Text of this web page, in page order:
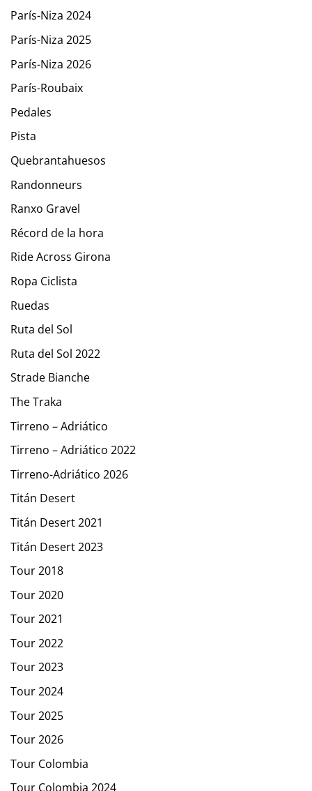
París-Niza 2024
París-Niza 2025
París-Niza 2026
París-Roubaix
Pedales
Pista
Quebrantahuesos
Randonneurs
Ranxo Gravel
Récord de la hora
Ride Across Girona
Ropa Ciclista
Ruedas
Ruta del Sol
Ruta del Sol 2022
Strade Bianche
The Traka
Tirreno – Adriático
Tirreno – Adriático 2022
Tirreno-Adriático 2026
Titán Desert
Titán Desert 2021
Titán Desert 2023
Tour 2018
Tour 2020
Tour 2021
Tour 2022
Tour 2023
Tour 2024
Tour 2025
Tour 2026
Tour Colombia
Tour Colombia 2024